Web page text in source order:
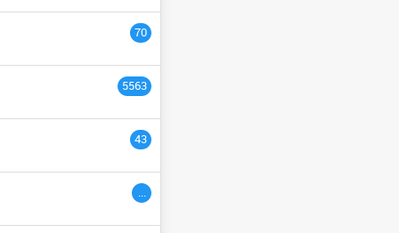
السنة
السنة
70
5563
43
...
années